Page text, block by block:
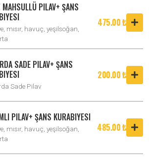
MAHSULLÜ PILAV+ ŞANS
mısır, havuç, yeşilsoğan,
475.00 ₺
SADE PILAV+ ŞANS
Sade Pilav
200.00 ₺
PILAV+ ŞANS KURABIYESI
mısır, havuç, yeşilsoğan,
485.00 ₺